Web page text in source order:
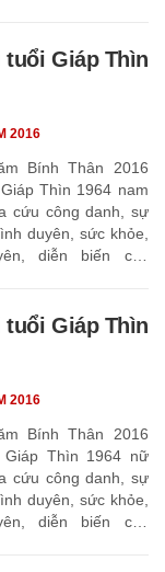
Giáp Thìn
Bính Thân 2016
Thìn 1964 nam
cứu công danh, sự
duyên, sức khỏe,
diễn biến các
2016
Giáp Thìn
Bính Thân 2016
Giáp Thìn 1964 nữ
cứu công danh, sự
duyên, sức khỏe,
diễn biến các
2016